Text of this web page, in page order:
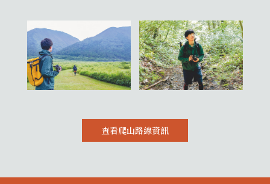
查看爬山路線資訊